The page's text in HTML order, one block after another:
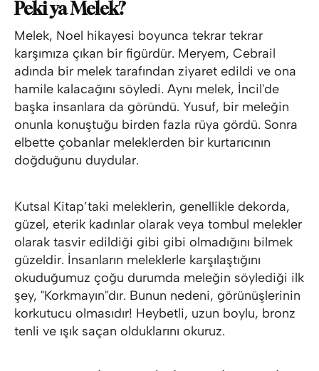
Peki ya Melek?
Melek, Noel hikayesi boyunca tekrar tekrar
karşımıza çıkan bir figürdür. Meryem, Cebrail
adında bir melek tarafından ziyaret edildi ve ona
hamile kalacağını söyledi. Aynı melek, İncil'de
başka insanlara da göründü. Yusuf, bir meleğin
onunla konuştuğu birden fazla rüya gördü. Sonra
elbette çobanlar meleklerden bir kurtarıcının
doğduğunu duydular.
Kutsal Kitap’taki meleklerin, genellikle dekorda,
güzel, eterik kadınlar olarak veya tombul melekler
olarak tasvir edildiği gibi gibi olmadığını bilmek
güzeldir. İnsanların meleklerle karşılaştığını
okuduğumuz çoğu durumda meleğin söylediği ilk
şey, "Korkmayın"dır. Bunun nedeni, görünüşlerinin
korkutucu olmasıdır! Heybetli, uzun boylu, bronz
tenli ve ışık saçan olduklarını okuruz.